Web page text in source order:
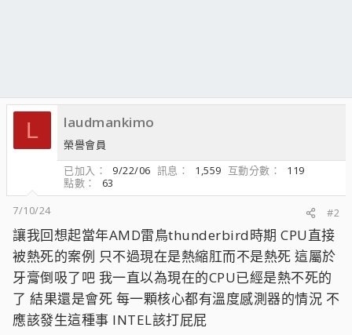
L laudmankimo
榮譽會員
已加入
9/22/06 訊息 1,559 互動分數
119
點數
63
7/10/24
#2
讓我回想起當年AMD雷鳥thunderbird時期 CPU直接
被熱死的案例 只不過現在是熱縮肛而不是熱死 這屬於
牙膏倒吸了吧 我一直以為現在的CPU已經是熱不死的
了 結果還是會死 每一顆核心都有溫度感測器的情況 不
應該發生這種事 INTEL該打屁屁